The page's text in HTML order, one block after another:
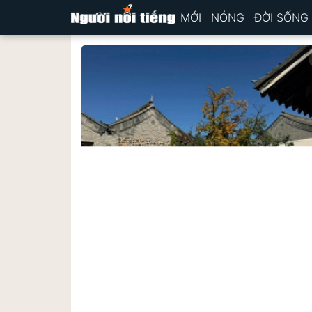
MỚI NÓNG ĐỜI SỐNG